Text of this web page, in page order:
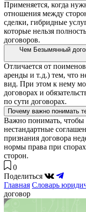
Применяется, когда
отношения между
сделки, гибридные
которые нельзя
договоров.
Чем Безымянный
Отличается от
аренды и т. д.) тем, что
вид. При этом к нему
договорах и
по сути договорах.
Почему важно понимать
Важно понимать, чтобы
нестандартные
признания договора
нормы права при
сторон.
0
Поделиться
Главная Словарь
договор